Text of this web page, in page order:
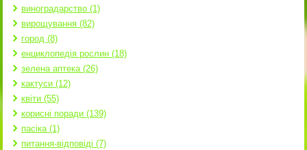
виноградарство (1)
вирощування (82)
город (8)
енциклопедія рослин (18)
зелена аптека (26)
кактуси (12)
квіти (55)
корисні поради (139)
пасіка (1)
питання-відповіді (7)